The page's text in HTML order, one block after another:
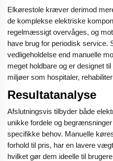
Elkørestole kræver derimod
de komplekse elektriske
regelmæssigt overvåges, og
have brug for periodisk
vedligeholdelse end manuelle
meget holdbare og er designet
miljøer som hospitaler,
Resultatanalyse
Afslutningsvis tilbyder både
unikke fordele og
specifikke behov. Manuelle
forhold til pris, har en lavere
hvilket gør dem ideelle til